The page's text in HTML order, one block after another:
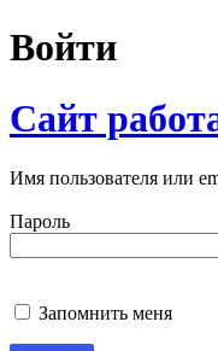
Войти
Сайт
Имя пользователя или
Пароль
Запомнить меня